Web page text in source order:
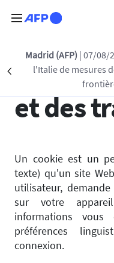
Précédent
Madrid (AFP) | 07/08/
l'Italie de mesures
et des
Un cookie est un
texte) qu'un site
utilisateur,
sur votre
informations
préférences
connexion.